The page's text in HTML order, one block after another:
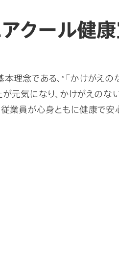
クール健
理念である、“「かけがえ
元気になり、かけがえのな
業員が心身ともに健康で安